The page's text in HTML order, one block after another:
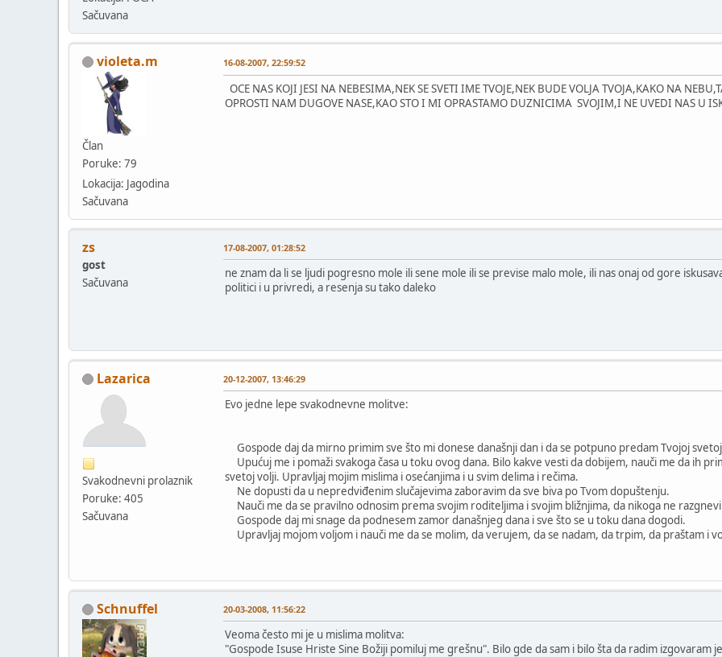
Sačuvana
violeta.m
Član
Poruke: 79
Lokacija: Jagodina
Sačuvana
16-08-2007, 22:59:52
OCE NAS KOJI JESI NA NEBESIMA,NEK SE SVETI IME TVOJE,NEK BUDE VOLJA TVOJA,KAKO NA
OPROSTI NAM DUGOVE NASE,KAO STO I MI OPRASTAMO DUZNICIMA SVOJIM,I NE UVEDI NAS U
zs
gost
Sačuvana
17-08-2007, 01:28:52
ne znam da li se ljudi pogresno mole ili sene mole ili se previse malo mole, ili nas onaj od gore
politici i u privredi, a resenja su tako daleko
Lazarica
Svakodnevni prolaznik
Poruke: 405
Sačuvana
20-12-2007, 13:46:29
Evo jedne lepe svakodnevne molitve:
Gospode daj da mirno primim sve što mi donese današnji dan i da se potpuno predam Tvojoj
Upućuj me i pomaži svakoga časa u toku ovog dana. Bilo kakve vesti da dobijem, nauči me da ih
svetoj volji. Upravljaj mojim mislima i osećanjima i u svim delima i rečima.
Ne dopusti da u nepredviđenim slučajevima zaboravim da sve biva po Tvom dopuštenju.
Nauči me da se pravilno odnosim prema svojim roditeljima i svojim bližnjima, da nikoga ne
Gospode daj mi snage da podnesem zamor današnjeg dana i sve što se u toku dana dogodi.
Upravljaj mojom voljom i nauči me da se molim, da verujem, da se nadam, da trpim, da praštam i
Schnuffel 20-03-2008, 11:56:22
Veoma često mi je u mislima molitva:
"Gospode Isuse Hriste Sine Božiji pomiluj me grešnu". Bilo gde da sam i bilo šta da radim izgovaram